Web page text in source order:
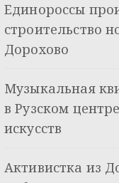
Единороссы
строительство
Дорохово
Музыкальная
в Рузском
искусств
Активистка из